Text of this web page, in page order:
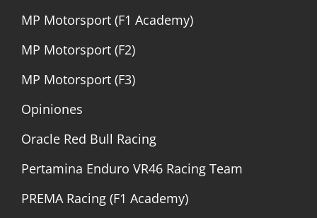
MP Motorsport (F1 Academy)
MP Motorsport (F2)
MP Motorsport (F3)
Opiniones
Oracle Red Bull Racing
Pertamina Enduro VR46 Racing Team
PREMA Racing (F1 Academy)